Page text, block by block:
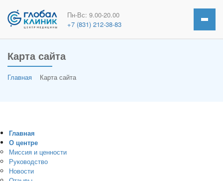
Пн-Вс: 9.00-20.00
+7 (831) 212-38-83
Карта сайта
Главная Карта сайта
Главная
О центре
Миссия и ценности
Руководство
Новости